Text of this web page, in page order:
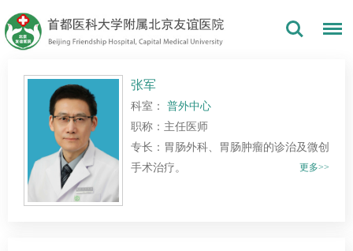
张军
科室： 普外中心
职称：主任医师
专长：胃肠外科、胃肠肿瘤的诊治及微创
手术治疗。
更多>>